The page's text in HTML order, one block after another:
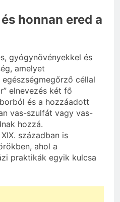
honnan ered a
gyógynövényekkel és
amelyet
céllal
elnevezés két fő
és a hozzáadott
vas-szulfát vagy vas-
hozzá.
században is
ahol a
praktikák egyik kulcsa